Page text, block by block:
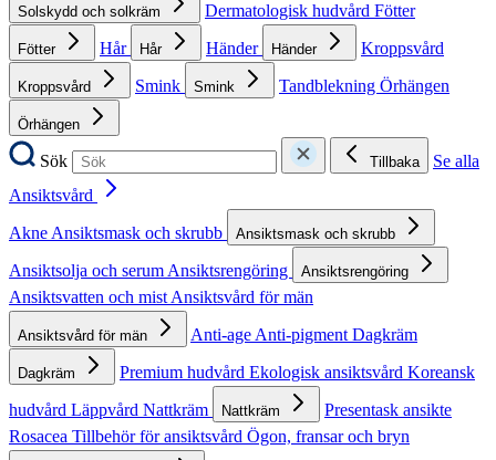
Solskydd och solkräm Dermatologisk hudvård Fötter
Fötter Hår Hår Händer Händer Kroppsvård
Kroppsvård Smink Smink Tandblekning Örhängen
Örhängen
Sök Tillbaka
Se alla
Ansiktsvård
AkneAnsiktsmask och skrubb Ansiktsmask och skrubb
Ansiktsolja och serumAnsiktsrengöring Ansiktsrengöring
Ansiktsvatten och mistAnsiktsvård för män
Ansiktsvård för män Anti-ageAnti-pigmentDagkräm
Dagkräm Premium hudvård Ekologisk ansiktsvård Koreansk
hudvård Läppvård Nattkräm Nattkräm
Presentask ansikte
Rosacea Tillbehör för ansiktsvård Ögon, fransar och bryn